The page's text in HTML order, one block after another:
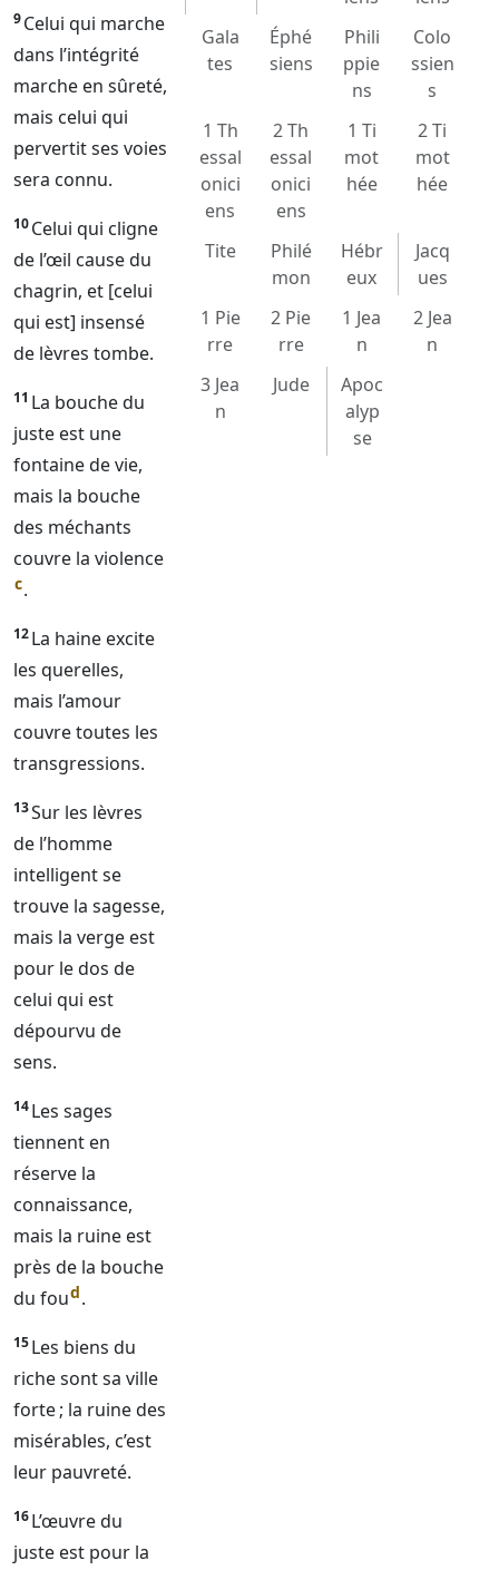
9Celui qui marche
dans l’intégrité
marche en sûreté,
mais celui qui
pervertit ses voies
sera connu.
10Celui qui cligne
de l’œil cause du
chagrin, et [celui
qui est] insensé
de lèvres tombe.
11 La bouche du
juste est une
fontaine de vie,
mais la bouche
des méchants
couvre la violence
c.
12La haine excite
les querelles,
mais l’amour
couvre toutes les
transgressions.
13Sur les lèvres
de l’homme
intelligent se
trouve la sagesse,
mais la verge est
pour le dos de
celui qui est
dépourvu de
sens.
14Les sages
tiennent en
réserve la
connaissance,
mais la ruine est
près de la bouche
du foud.
15Les biens du
riche sont sa ville
forte ; la ruine des
misérables, c’est
leur pauvreté.
16L’œuvre du
juste est pour la
Gala
tes
Éphé
siens
Phili
ppie
ns
Colo
ssien
s
1 Th
essal
onici
ens
2 Th
essal
onici
ens
1 Ti
mot
hée
2 Ti
mot
hée
Tite
Philé
mon
Hébr
eux
Jacq
ues
1 Pie
rre
2 Pie
rre
1 Jea
n
2 Jea
n
3 Jea
n
Jude
Apoc
alyp
se